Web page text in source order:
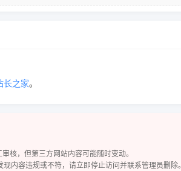
长之家。
核，但第三方网站内容可能随时变动。
内容违规或不符，请立即停止访问并联系管理员删除